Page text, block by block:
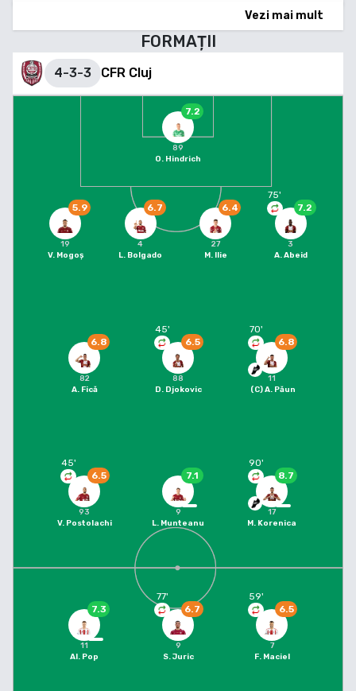
Vezi mai mult
FORMAȚII
4-3-3 CFR Cluj
7.2
89
O. Hindrich
5.9
19
V. Mogoș
6.7
4
L. Bolgado
6.4
27
M. Ilie
7.2
75'
3
A. Abeid
6.8
82
A. Fică
6.5
45'
88
D. Djokovic
6.8
70'
11
(C) A. Păun
6.5
45'
93
V. Postolachi
7.1
9
L. Munteanu
8.7
90'
17
M. Korenica
7.3
11
Al. Pop
6.7
77'
9
S. Juric
6.5
59'
7
F. Maciel